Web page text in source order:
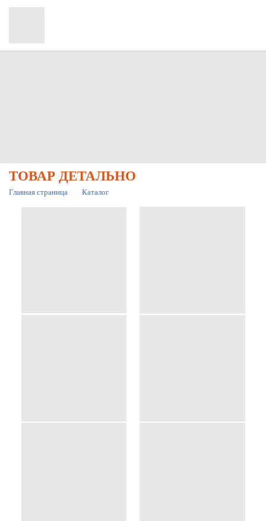
ТОВАР ДЕТАЛЬНО
Главная страница Каталог